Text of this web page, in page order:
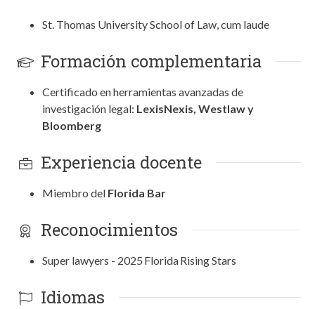
St. Thomas University School of Law, cum laude
Formación complementaria
Certificado en herramientas avanzadas de
investigación legal: LexisNexis, Westlaw y
Bloomberg
Experiencia docente
Miembro del Florida Bar
Reconocimientos
Super lawyers - 2025 Florida Rising Stars
Idiomas